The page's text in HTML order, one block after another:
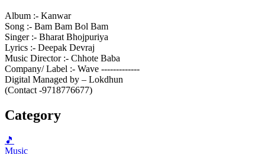
Album :- Kanwar
Song :- Bam Bam Bol Bam
Singer :- Bharat Bhojpuriya
Lyrics :- Deepak Devraj
Music Director :- Chhote Baba
Company/ Label :- Wave -------------
Digital Managed by – Lokdhun
(Contact -9718776677)
Category
🎵
Music